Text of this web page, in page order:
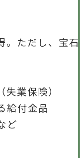
。ただし、宝
業保険）
給付金品
ど